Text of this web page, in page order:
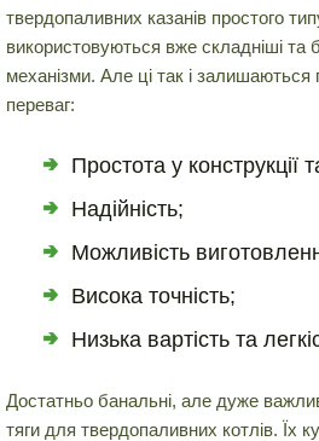
твердопаливних казанів простого
використовуються вже складніші та
механізми. Але ці так і залишаються
переваг:
Простота у конструкції
Надійність;
Можливість
Висока точність;
Низька вартість та
Достатньо банальні, але дуже
тяги для твердопаливних котлів. Їх